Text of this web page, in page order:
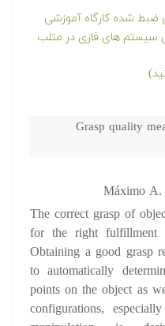
ضبط شده کارگاه آموزشی
سیستم های فازی در متلب
Grasp quality
Máximo A.
The correct grasp of
for the right fulfillment
Obtaining a good grasp
to automatically
points on the object as
configurations,